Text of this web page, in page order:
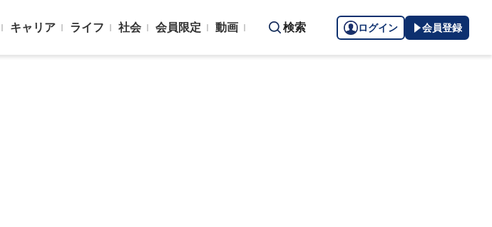
キャリア ライフ 社会 会員限定 動画 検索 ログイン 会員登録